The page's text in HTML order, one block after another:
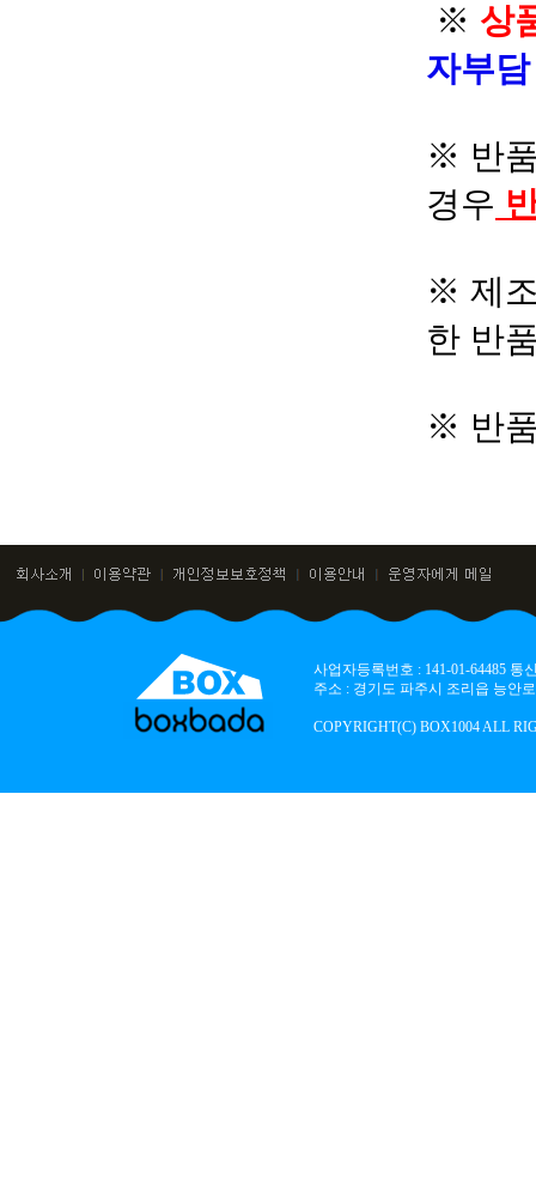
※ 상
자부
※ 반
경우
※ 제
한 반
※ 반
사업자등록번호 : 141-01-64485
주소 : 경기도 파주시 조리읍 능안
COPYRIGHT(C) BOX1004 ALL